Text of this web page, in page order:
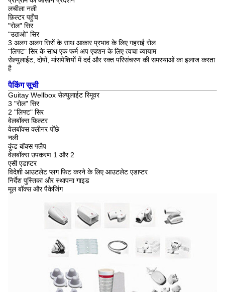
लचीला नली
फ़िल्टर पहुँच
"रोल" सिर
"उठाओ" सिर
3 अलग अलग सिरों के साथ आकार प्रभाव के लिए गहराई रोल
"लिफ्ट" सिर के साथ एक फर्म अप एक्शन के लिए त्वचा व्यायाम
सेल्युलाईट, दोषों, मांसपेशियों में दर्द और रक्त परिसंचरण की समस्याओं का इलाज करता
है
पैकिंग सूची
Guitay Wellbox सेल्युलाईट रिमूवर
3 "रोल" सिर
2 "लिफ्ट" सिर
वेलबॉक्स फ़िल्टर
वेलबॉक्स क्लीनर पोंछे
नली
कुंड बॉक्स फ्लैप
वेलबॉक्स उपकरण 1 और 2
एसी एडाप्टर
विदेशी आउटलेट प्लग फिट करने के लिए आउटलेट एडाप्टर
निर्देश पुस्तिका और स्थापना गाइड
मूल बॉक्स और पैकेजिंग